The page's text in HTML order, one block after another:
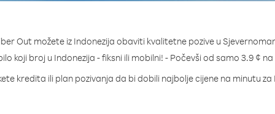
Out možete iz Indonezija obaviti kvalitetne pozive u
koji broj u Indonezija - fiksni ili mobilni! - Počevši od samo 3.9 ¢
kredita ili plan pozivanja da bi dobili najbolje cijene na minutu za